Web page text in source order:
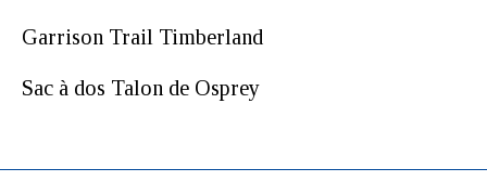
Garrison Trail Timberland
Sac à dos Talon de Osprey